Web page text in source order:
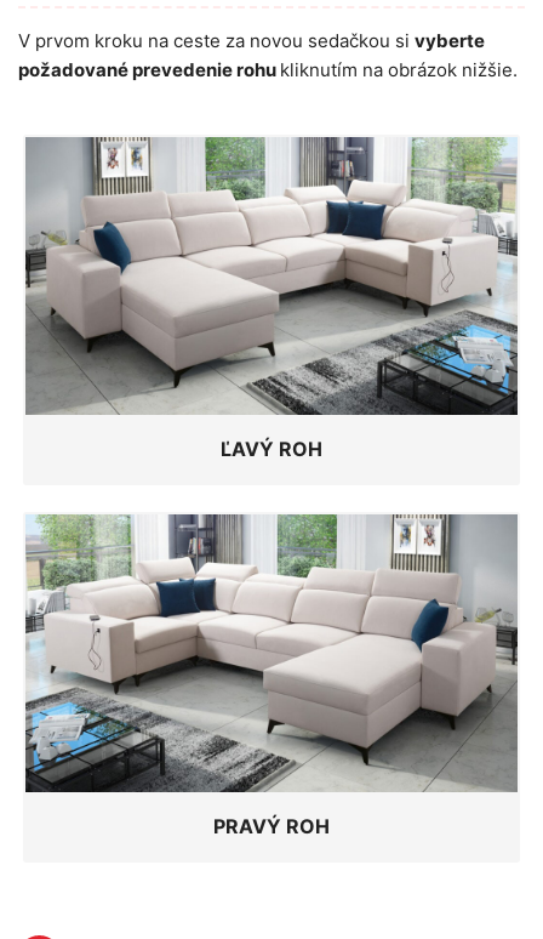
V prvom kroku na ceste za novou sedačkou si vyberte
požadované prevedenie rohu kliknutím na obrázok nižšie.
ĽAVÝ ROH
PRAVÝ ROH